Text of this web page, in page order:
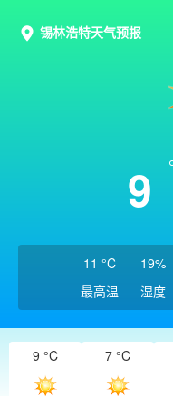
锡林浩特天气预报
9
11 °C
最高温
19%
湿度
9 °C 7 °C